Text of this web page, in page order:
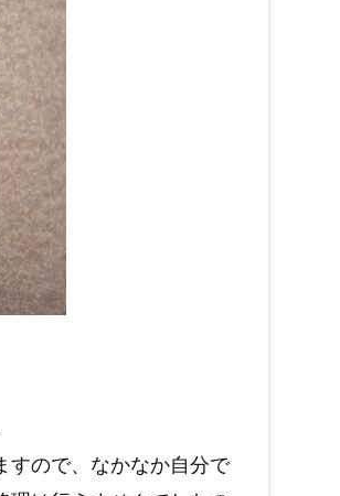
すので、なかなか自分で